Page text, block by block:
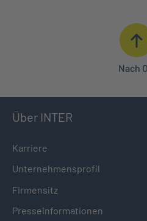
Nach
Über INTER
Karriere
Unternehmensprofil
Firmensitz
Presseinformationen